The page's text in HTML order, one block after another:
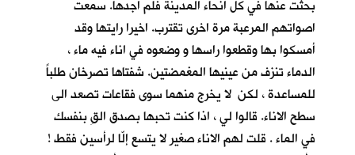
بحثت عنها في كل انحاء المدينة فلم اجدها. سمعت
اصواتهم المرعبة مرة اخرى تقترب. اخيرا رايتها وقد
أمسكوا بها وقطعوا راسها و وضعوه في اناء فيه ماء ،
الدماء تنزف من عينيها المغمضتين. شفتاها تصرخان طلباً
للمساعدة ، لكن لا يخرج منهما سوى فقاعات تصعد الى
سطح الاناء. قالوا لي ، اذا كنت تحبها بصدق القِ بنفسك
في الماء . قلت لهم الاناء صغير لا يتسع إلّا لرأسين فقط !